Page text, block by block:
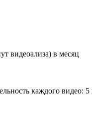
видеоализа) в месяц
каждого видео: 5